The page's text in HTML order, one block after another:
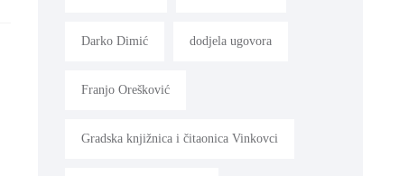
Darko Dimić dodjela ugovora
Franjo Orešković
Gradska knjižnica i čitaonica Vinkovci